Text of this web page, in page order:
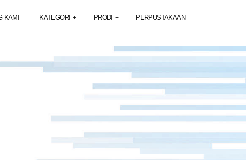
PERPUSTAKAAN
PRODI +
KATEGORI +
KAMI